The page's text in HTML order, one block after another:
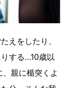
えをしたり、
する…10歳以
親に楯突くよ